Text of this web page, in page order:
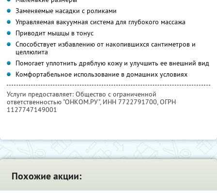
Заменяемые насадки с роликами
Управляемая вакуумная система для глубокого массажа
Приводит мышцы в тонус
Способствует избавлению от накопившихся сантиметров и
целлюлита
Помогает уплотнить дряблую кожу и улучшить ее внешний вид
Комфортабельное использование в домашних условиях
Услуги предоставляет: Общество с ограниченной
ответственностью "ОНКОМ.РУ", ИНН 7722791700, ОГРН
1127747149001
Похожие акции: